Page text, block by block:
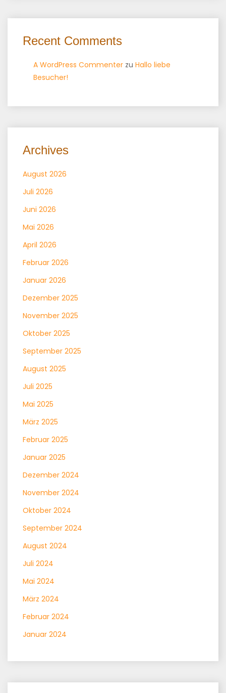
Recent Comments
A WordPress Commenter zu Hallo liebe
Besucher!
Archives
August 2026
Juli 2026
Juni 2026
Mai 2026
April 2026
Februar 2026
Januar 2026
Dezember 2025
November 2025
Oktober 2025
September 2025
August 2025
Juli 2025
Mai 2025
März 2025
Februar 2025
Januar 2025
Dezember 2024
November 2024
Oktober 2024
September 2024
August 2024
Juli 2024
Mai 2024
März 2024
Februar 2024
Januar 2024